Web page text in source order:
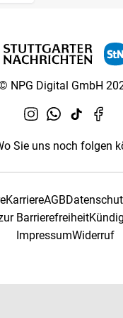
NPG Digital GmbH
Sie uns noch folgen
KarriereAGB
Barrierefreiheit
ImpressumWiderruf